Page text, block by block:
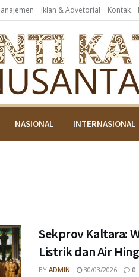
Iklan & Advetorial Kontak
NASIONAL INTERNASIONAL
Sekprov Kaltara:
Listrik dan Air
BY ADMIN 30/03/2026 0